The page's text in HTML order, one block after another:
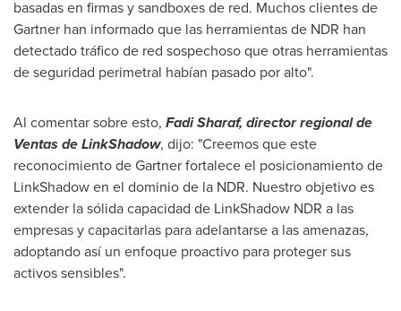
basadas en firmas y sandboxes de red. Muchos clientes de
Gartner han informado que las herramientas de NDR han
detectado tráfico de red sospechoso que otras herramientas
de seguridad perimetral habían pasado por alto".
Al comentar sobre esto, Fadi Sharaf, director regional de
Ventas de LinkShadow, dijo: "Creemos que este
reconocimiento de Gartner fortalece el posicionamiento de
LinkShadow en el dominio de la NDR. Nuestro objetivo es
extender la sólida capacidad de LinkShadow NDR a las
empresas y capacitarlas para adelantarse a las amenazas,
adoptando así un enfoque proactivo para proteger sus
activos sensibles".